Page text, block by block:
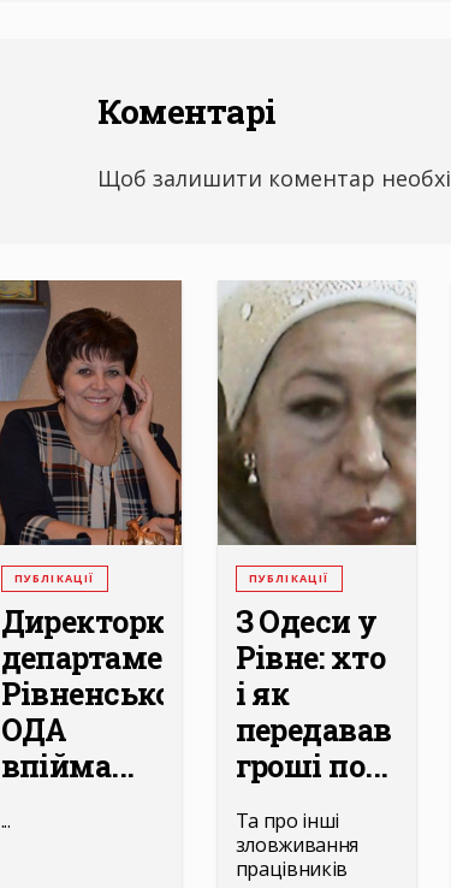
Коментарі
Щоб залишити коментар
ПУБЛІКАЦІЇ
Директорку
департаменту
Рівненської
ОДА
впійма...
...
ПУБЛІКАЦІЇ
З Одеси у
Рівне: хто
і як
передавав
гроші по...
Та про інші
зловживання
працівників